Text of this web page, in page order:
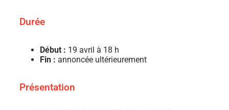
Durée
Début : 19 avril à 18 h
Fin : annoncée ultérieurement
Présentation